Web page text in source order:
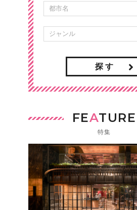
探 す
FEATURE
特集